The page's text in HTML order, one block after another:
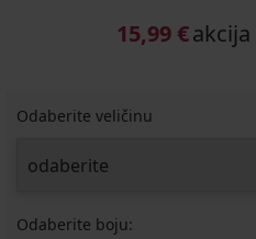
15,99 €akcija
Odaberite veličinu
Odaberite boju: